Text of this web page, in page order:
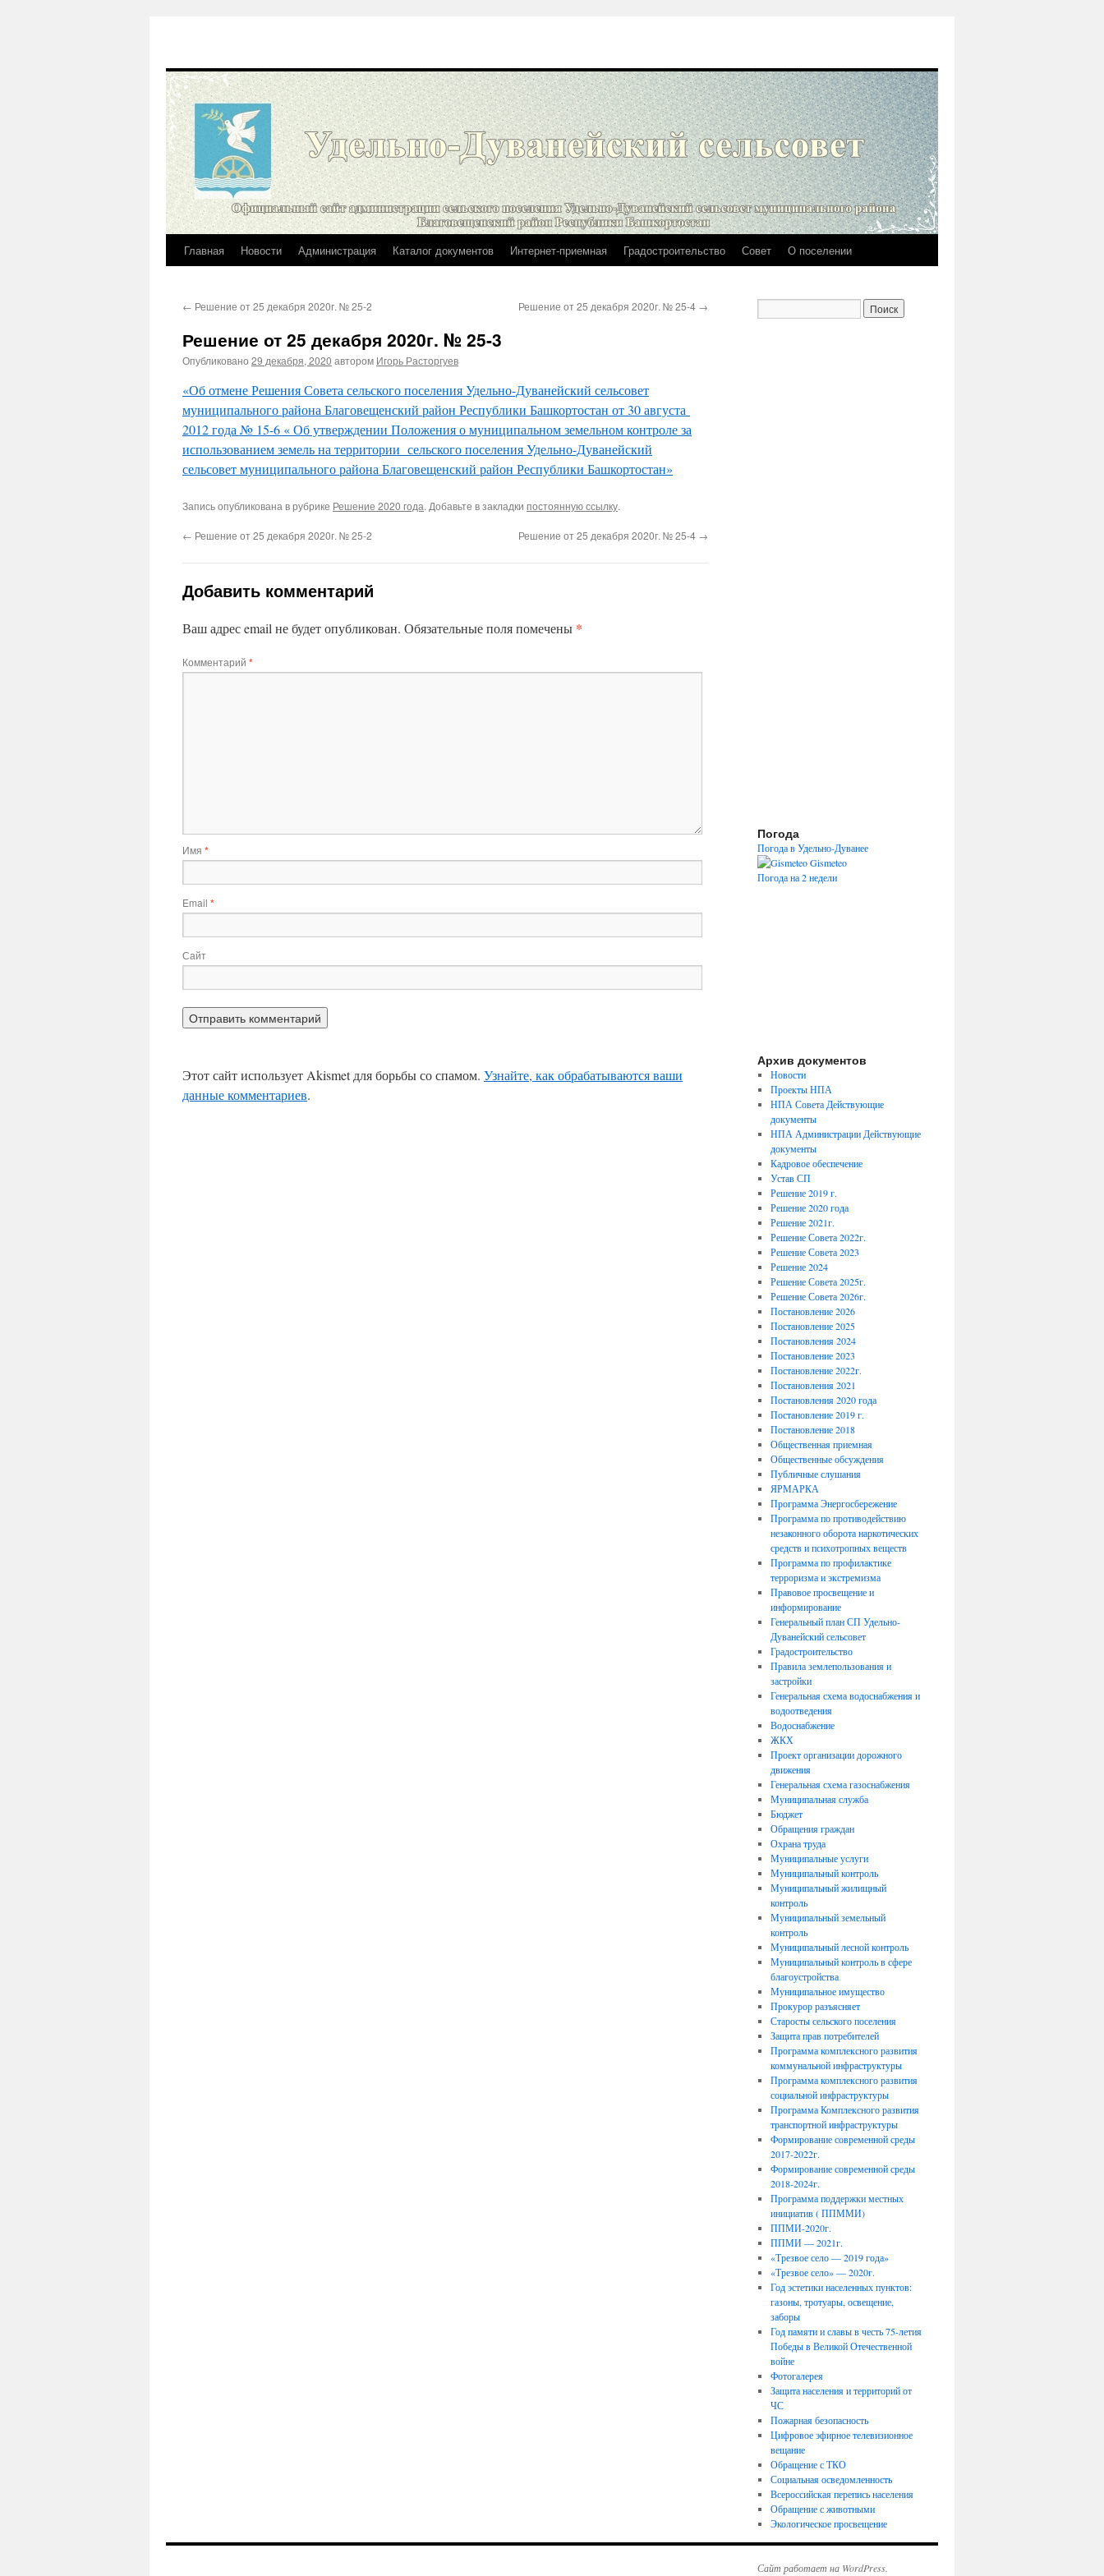
Перейти
содержимому
Главная Новости Администрация Каталог документов Интернет-приемная Градостроительство Совет О поселении
← Решение от 25 декабря 2020г. № 25-2 Решение от 25 декабря 2020г. № 25-4 →
Решение от 25 декабря 2020г. № 25-3
Опубликовано 29 декабря, 2020 автором Игорь Расторгуев
«Об отмене Решения Совета сельского поселения Удельно-Дуванейский сельсовет
муниципального района Благовещенский район Республики Башкортостан от 30 августа
2012 года № 15-6 « Об утверждении Положения о муниципальном земельном контроле за
использованием земель на территории сельского поселения Удельно-Дуванейский
сельсовет муниципального района Благовещенский район Республики Башкортостан»
Запись опубликована в рубрике Решение 2020 года. Добавьте в закладки постоянную ссылку.
← Решение от 25 декабря 2020г. № 25-2 Решение от 25 декабря 2020г. № 25-4 →
Добавить комментарий
Ваш адрес email не будет опубликован. Обязательные поля помечены *
Комментарий *
Имя *
Email *
Сайт
Этот сайт использует Akismet для борьбы со спамом. Узнайте, как обрабатываются ваши
данные комментариев.
Погода
Погода в Удельно-Дуванее
Gismeteo
Погода на 2 недели
Архив документов
Новости
Проекты НПА
НПА Совета Действующие
документы
НПА Администрации Действующие
документы
Кадровое обеспечение
Устав СП
Решение 2019 г.
Решение 2020 года
Решение 2021г.
Решение Совета 2022г.
Решение Совета 2023
Решение 2024
Решение Совета 2025г.
Решение Совета 2026г.
Постановление 2026
Постановление 2025
Постановления 2024
Постановление 2023
Постановление 2022г.
Постановления 2021
Постановления 2020 года
Постановление 2019 г.
Постановление 2018
Общественная приемная
Общественные обсуждения
Публичные слушания
ЯРМАРКА
Программа Энергосбережение
Программа по противодействию
незаконного оборота наркотических
средств и психотропных веществ
Программа по профилактике
терроризма и экстремизма
Правовое просвещение и
информирование
Генеральный план СП Удельно-
Дуванейский сельсовет
Градостроительство
Правила землепользования и
застройки
Генеральная схема водоснабжения и
водоотведения
Водоснабжение
ЖКХ
Проект организации дорожного
движения
Генеральная схема газоснабжения
Муниципальная служба
Бюджет
Обращения граждан
Охрана труда
Муниципальные услуги
Муниципальный контроль
Муниципальный жилищный
контроль
Муниципальный земельный
контроль
Муниципальный лесной контроль
Муниципальный контроль в сфере
благоустройства
Муниципальное имущество
Прокурор разъясняет
Старосты сельского поселения
Защита прав потребителей
Программа комплексного развития
коммунальной инфраструктуры
Программа комплексного развития
социальной инфраструктуры
Программа Комплексного развития
транспортной инфраструктуры
Формирование современной среды
2017-2022г.
Формирование современной среды
2018-2024г.
Программа поддержки местных
инициатив ( ППММИ)
ППМИ-2020г.
ППМИ — 2021г.
«Трезвое село — 2019 года»
«Трезвое село» — 2020г.
Год эстетики населенных пунктов:
газоны, тротуары, освещение,
заборы
Год памяти и славы в честь 75-летия
Победы в Великой Отечественной
войне
Фотогалерея
Защита населения и территорий от
ЧС
Пожарная безопасность
Цифровое эфирное телевизионное
вещание
Обращение с ТКО
Социальная осведомленность
Всероссийская перепись населения
Обращение с животными
Экологическое просвещение
Сайт работает на WordPress.